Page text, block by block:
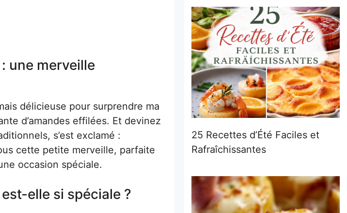
une merveille
délicieuse pour surprendre ma
d’amandes effilées. Et devinez
s’est exclamé :
cette petite merveille, parfaite
occasion spéciale.
elle si spéciale ?
25 Recettes d’Été Faciles et
Rafraîchissantes